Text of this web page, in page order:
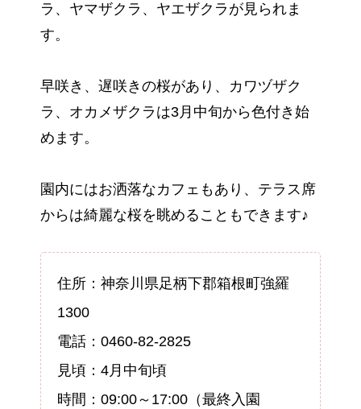
ラ、ヤマザクラ、ヤエザクラが見られま
す。
早咲き、遅咲きの桜があり、カワヅザク
ラ、オカメザクラは3月中旬から色付き始
めます。
園内にはお洒落なカフェもあり、テラス席
からは綺麗な桜を眺めることもできます♪
住所：神奈川県足柄下郡箱根町強羅
1300
電話：0460-82-2825
見頃：4月中旬頃
時間：09:00～17:00（最終入園